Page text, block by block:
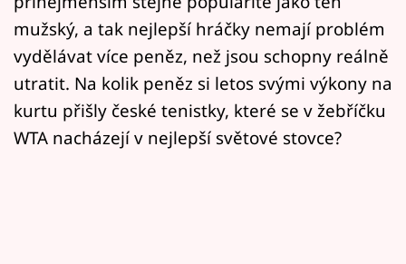
mužský, a tak nejlepší hráčky nemají problém
vydělávat více peněz, než jsou schopny reálně
utratit. Na kolik peněz si letos svými výkony na
kurtu přišly české tenistky, které se v žebříčku
WTA nacházejí v nejlepší světové stovce?